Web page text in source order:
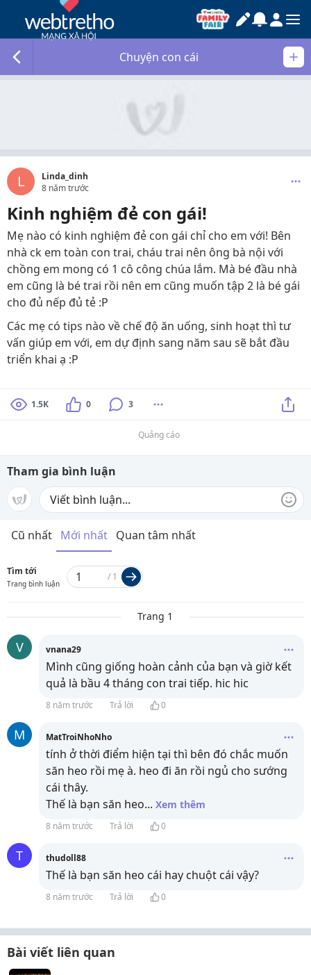
Chuyện con cái
L
Linda_dinh
8 năm trước
Kinh nghiệm đẻ con gái!
Mẹ nào có kinh nghiệm đẻ con gái chỉ cho em với! Bên
nhà ck em toàn con trai, cháu trai nên ông bà nội với
chồng em mong có 1 cô công chúa lắm. Mà bé đầu nhà
em cũng là bé trai rồi nên em cũng muốn tập 2 là bé gái
cho đủ nếp đủ tẻ :P
Các mẹ có tips nào về chế độ ăn uống, sinh hoạt thì tư
vấn giúp em với, em dự định sang năm sau sẽ bắt đầu
triển khai ạ :P
1.5K 0 3
Quảng cáo
Tham gia bình luận
Cũ nhất Mới nhất Quan tâm nhất
Tìm tới
Trang bình luận
/ 1
Trang 1
V vnana29
Mình cũng giống hoàn cảnh của bạn và giờ kết
quả là bầu 4 tháng con trai tiếp. hic hic
8 năm trước Trả lời 0
M MatTroiNhoNho
tính ở thời điểm hiện tại thì bên đó chắc muốn
săn heo rồi mẹ à. heo đi ăn rồi ngủ cho sướng
cái thây.
Thế là bạn săn heo... Xem thêm
8 năm trước Trả lời 0
T thudoll88
Thế là bạn săn heo cái hay chuột cái vậy?
8 năm trước Trả lời 0
Bài viết liên quan